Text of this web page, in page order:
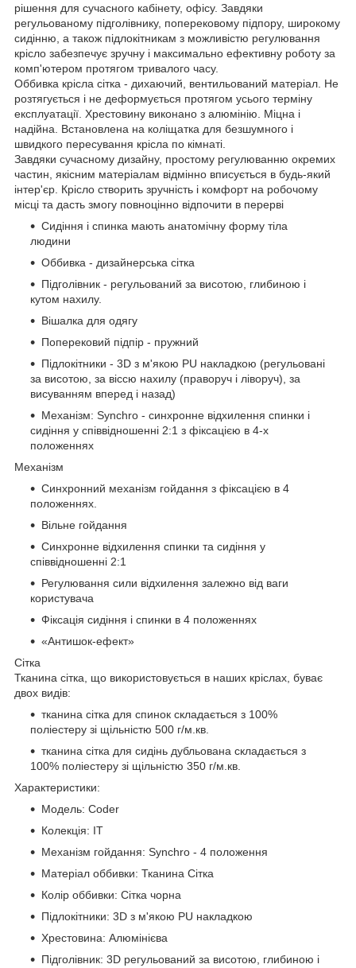
рішення для сучасного кабінету, офісу. Завдяки
регульованому підголівнику, поперековому підпору, широкому
сидінню, а також підлокітникам з можливістю регулювання
крісло забезпечує зручну і максимально ефективну роботу за
комп'ютером протягом тривалого часу.
Оббивка крісла сітка - дихаючий, вентильований матеріал. Не
розтягується і не деформується протягом усього терміну
експлуатації. Хрестовину виконано з алюмінію. Міцна і
надійна. Встановлена на коліщатка для безшумного і
швидкого пересування крісла по кімнаті.
Завдяки сучасному дизайну, простому регулюванню окремих
частин, якісним матеріалам відмінно вписується в будь-який
інтер'єр. Крісло створить зручність і комфорт на робочому
місці та дасть змогу повноцінно відпочити в перерві
Сидіння і спинка мають анатомічну форму тіла
людини
Оббивка - дизайнерська сітка
Підголівник - регульований за висотою, глибиною і
кутом нахилу.
Вішалка для одягу
Поперековий підпір - пружний
Підлокітники - 3D з м'якою PU накладкою (регульовані
за висотою, за віссю нахилу (праворуч і ліворуч), за
висуванням вперед і назад)
Механізм: Synchro - синхронне відхилення спинки і
сидіння у співвідношенні 2:1 з фіксацією в 4-х
положеннях
Механізм
Синхронний механізм гойдання з фіксацією в 4
положеннях.
Вільне гойдання
Синхронне відхилення спинки та сидіння у
співвідношенні 2:1
Регулювання сили відхилення залежно від ваги
користувача
Фіксація сидіння і спинки в 4 положеннях
«Антишок-ефект»
Сітка
Тканина сітка, що використовується в наших кріслах, буває
двох видів:
тканина сітка для спинок складається з 100%
поліестеру зі щільністю 500 г/м.кв.
тканина сітка для сидінь дубльована складається з
100% поліестеру зі щільністю 350 г/м.кв.
Характеристики:
Модель: Coder
Колекція: IT
Механізм гойдання: Synchro - 4 положення
Матеріал оббивки: Тканина Сітка
Колір оббивки: Сітка чорна
Підлокітники: 3D з м'якою PU накладкою
Хрестовина: Алюмінієва
Підголівник: 3D регульований за висотою, глибиною і